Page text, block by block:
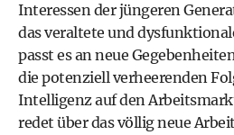
Interessen der jüngeren
das veraltete und
passt es an neue
die potenziell verheerenden
Intelligenz auf den
redet über das völlig neue